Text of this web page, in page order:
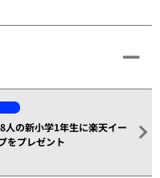
人の新小学1年生に楽天イー
をプレゼント